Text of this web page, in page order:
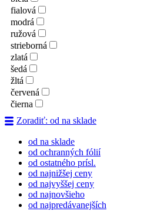
fialová
modrá
ružová
strieborná
zlatá
šedá
žltá
červená
čierna
Zoradiť: od na sklade
od na sklade
od ochranných fólií
od ostatného prísl.
od najnižšej ceny
od najvyššej ceny
od najnovšieho
od najpredávanejších